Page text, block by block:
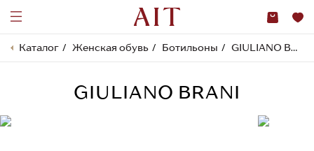
Каталог Женская обувь Ботильоны GIULIANO BRANI
GIULIANO BRANI